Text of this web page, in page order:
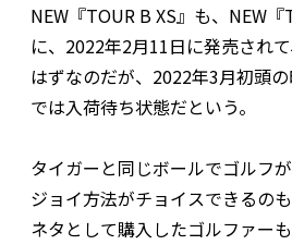
NEW『TOUR B XS』も、NEW
に、2022年2月11日に発売され
はずなのだが、2022年3月初頭
では入荷待ち状態だという。
タイガーと同じボールでゴルフ
ジョイ方法がチョイスできるの
ネタとして購入したゴルファー